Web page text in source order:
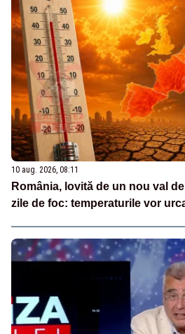
10 aug. 2026, 08:11
România, lovită de un nou val
zile de foc: temperaturile vor